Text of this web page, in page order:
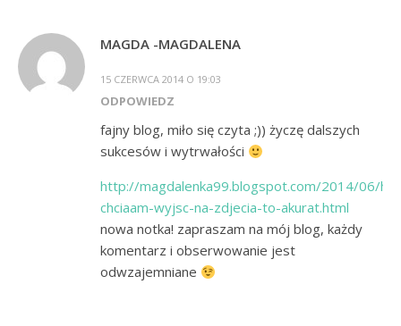
MAGDA -MAGDALENA
15 CZERWCA 2014 O 19:03
ODPOWIEDZ
fajny blog, miło się czyta ;)) życzę dalszych
sukcesów i wytrwałości
http://magdalenka99.blogspot.com/2014/06/
chciaam-wyjsc-na-zdjecia-to-akurat.html
nowa notka! zapraszam na mój blog, każdy
komentarz i obserwowanie jest
odwzajemniane